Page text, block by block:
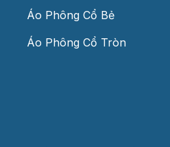
Áo Phông Cổ Bẻ
Áo Phông Cổ Tròn